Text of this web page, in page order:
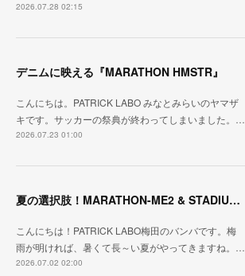
2026.07.28 02:15
デニムに映える『MARATHON HMSTR』
こんにちは。PATRICK LABO みなとみらいのヤマザ
キです。サッカーの祭典が終わってしまいました。…
2026.07.23 01:00
夏の選択肢！MARATHON-ME2 & STADIUM-ME2
こんにちは！PATRICK LABO梅田のバンバです。梅
雨が明ければ、暑くて長～い夏がやってきますね。…
2026.07.02 02:00